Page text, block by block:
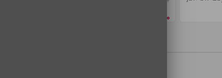
8,548,650